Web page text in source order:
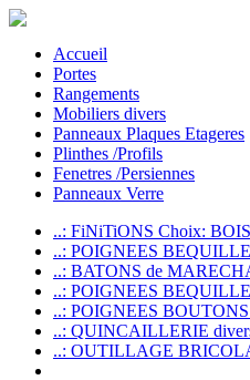
Accueil
Portes
Rangements
Mobiliers divers
Panneaux Plaques Etageres
Plinthes /Profils
Fenetres /Persiennes
Panneaux Verre
..: FiNiTiONS Choix:
..: POIGNEES
..: BATONS de
..: POIGNEES
..: POIGNEES
..: QUINCAILLERIE
..: OUTILLAGE